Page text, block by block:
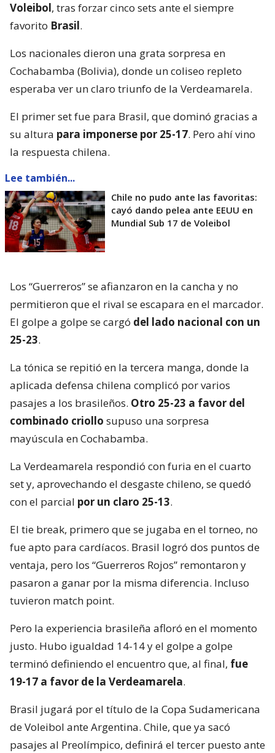
Voleibol, tras forzar cinco sets ante el siempre
favorito Brasil.
Los nacionales dieron una grata sorpresa en
Cochabamba (Bolivia), donde un coliseo repleto
esperaba ver un claro triunfo de la Verdeamarela.
El primer set fue para Brasil, que dominó gracias a
su altura para imponerse por 25-17. Pero ahí vino
la respuesta chilena.
Lee también...
Chile no pudo ante las favoritas:
cayó dando pelea ante EEUU en
Mundial Sub 17 de Voleibol
Los “Guerreros” se afianzaron en la cancha y no
permitieron que el rival se escapara en el marcador.
El golpe a golpe se cargó del lado nacional con un
25-23.
La tónica se repitió en la tercera manga, donde la
aplicada defensa chilena complicó por varios
pasajes a los brasileños. Otro 25-23 a favor del
combinado criollo supuso una sorpresa
mayúscula en Cochabamba.
La Verdeamarela respondió con furia en el cuarto
set y, aprovechando el desgaste chileno, se quedó
con el parcial por un claro 25-13.
El tie break, primero que se jugaba en el torneo, no
fue apto para cardíacos. Brasil logró dos puntos de
ventaja, pero los “Guerreros Rojos” remontaron y
pasaron a ganar por la misma diferencia. Incluso
tuvieron match point.
Pero la experiencia brasileña afloró en el momento
justo. Hubo igualdad 14-14 y el golpe a golpe
terminó definiendo el encuentro que, al final, fue
19-17 a favor de la Verdeamarela.
Brasil jugará por el título de la Copa Sudamericana
de Voleibol ante Argentina. Chile, que ya sacó
pasajes al Preolímpico, definirá el tercer puesto ante